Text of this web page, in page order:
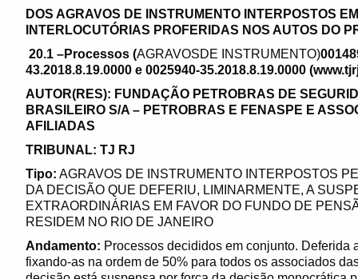
DOS AGRAVOS DE INSTRUMENTO INTERPOSTOS
INTERLOCUTÓRIAS PROFERIDAS NOS AUTOS DO
20.1 –Processos (AGRAVOSDE INSTRUMENTO)
43.2018.8.19.0000 e 0025940-35.2018.8.19.0000
AUTOR(RES): FUNDAÇÃO PETROBRAS DE
BRASILEIRO S/A – PETROBRAS E FENASPE E
AFILIADAS
TRIBUNAL: TJ RJ
Tipo: AGRAVOS DE INSTRUMENTO INTERPOSTOS
DA DECISÃO QUE DEFERIU, LIMINARMENTE, A
EXTRAORDINÁRIAS EM FAVOR DO FUNDO DE
RESIDEM NO RIO DE JANEIRO
Andamento: Processos decididos em conjunto.
fixando-as na ordem de 50% para todos os associados